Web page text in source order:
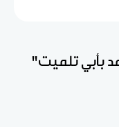
بأبي تلميت"